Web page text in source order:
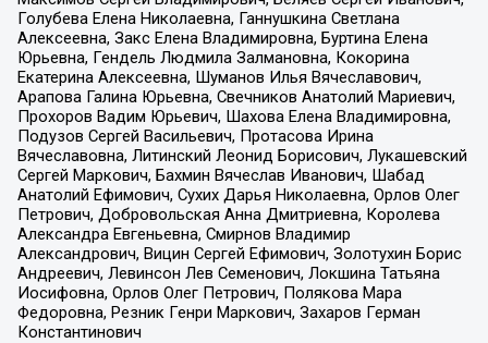
Голубева Елена Николаевна, Ганнушкина Светлана
Алексеевна, Закс Елена Владимировна, Буртина Елена
Юрьевна, Гендель Людмила Залмановна, Кокорина
Екатерина Алексеевна, Шуманов Илья Вячеславович,
Арапова Галина Юрьевна, Свечников Анатолий Мариевич,
Прохоров Вадим Юрьевич, Шахова Елена Владимировна,
Подузов Сергей Васильевич, Протасова Ирина
Вячеславовна, Литинский Леонид Борисович, Лукашевский
Сергей Маркович, Бахмин Вячеслав Иванович, Шабад
Анатолий Ефимович, Сухих Дарья Николаевна, Орлов Олег
Петрович, Добровольская Анна Дмитриевна, Королева
Александра Евгеньевна, Смирнов Владимир
Александрович, Вицин Сергей Ефимович, Золотухин Борис
Андреевич, Левинсон Лев Семенович, Локшина Татьяна
Иосифовна, Орлов Олег Петрович, Полякова Мара
Федоровна, Резник Генри Маркович, Захаров Герман
Константинович